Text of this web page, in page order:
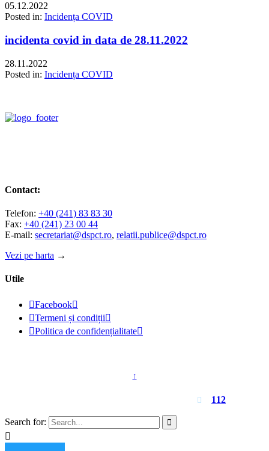
05.12.2022
Posted in: Incidența COVID
incidenta covid in data de 28.11.2022
28.11.2022
Posted in: Incidența COVID
Contact:
Telefon: +40 (241) 83 83 30
Fax: +40 (241) 23 00 44
E-mail: secretariat@dspct.ro, relatii.publice@dspct.ro
Vezi pe harta →
Utile
Facebook
Termeni și condiții
Politica de confidențialitate
↑
 112
Search for: 
